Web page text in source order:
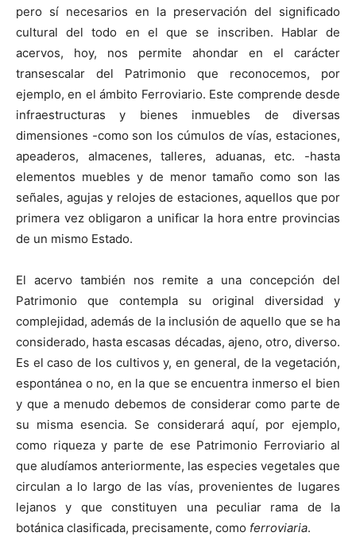
pero sí necesarios en la preservación del significado
cultural del todo en el que se inscriben. Hablar de
acervos, hoy, nos permite ahondar en el carácter
transescalar del Patrimonio que reconocemos, por
ejemplo, en el ámbito Ferroviario. Este comprende desde
infraestructuras y bienes inmuebles de diversas
dimensiones -como son los cúmulos de vías, estaciones,
apeaderos, almacenes, talleres, aduanas, etc. -hasta
elementos muebles y de menor tamaño como son las
señales, agujas y relojes de estaciones, aquellos que por
primera vez obligaron a unificar la hora entre provincias
de un mismo Estado.
El acervo también nos remite a una concepción del
Patrimonio que contempla su original diversidad y
complejidad, además de la inclusión de aquello que se ha
considerado, hasta escasas décadas, ajeno, otro, diverso.
Es el caso de los cultivos y, en general, de la vegetación,
espontánea o no, en la que se encuentra inmerso el bien
y que a menudo debemos de considerar como parte de
su misma esencia. Se considerará aquí, por ejemplo,
como riqueza y parte de ese Patrimonio Ferroviario al
que aludíamos anteriormente, las especies vegetales que
circulan a lo largo de las vías, provenientes de lugares
lejanos y que constituyen una peculiar rama de la
botánica clasificada, precisamente, como ferroviaria.